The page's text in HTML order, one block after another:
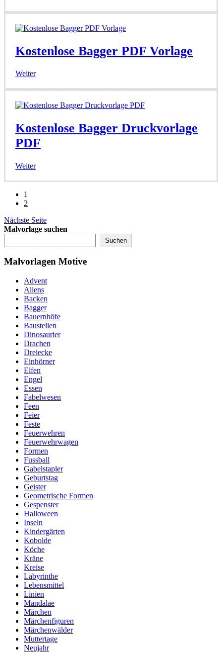
Kostenlose Bagger PDF Vorlage
Weiter
Kostenlose Bagger Druckvorlage
PDF
Weiter
1
2
Nächste Seite
Malvorlage suchen
Suchen
Malvorlagen Motive
Advent
Aliens
Backen
Bagger
Bauernhöfe
Baustellen
Dinosaurier
Drachen
Dreiecke
Einhörner
Elfen
Engel
Essen
Fabelwesen
Feen
Feier
Feste
Feuerwehren
Feuerwehrwagen
Formen
Fussball
Gabelstapler
Geburtstag
Geister
Geometrische Formen
Gespenster
Halloween
Inseln
Kindergärten
Kobolde
Köche
Kräne
Kreise
Labyrinthe
Lebensmittel
Linien
Mandalae
Märchen
Märchenfiguren
Märchenwälder
Muttertage
Neujahr